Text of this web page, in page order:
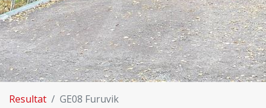
Resultat GE08 Furuvik